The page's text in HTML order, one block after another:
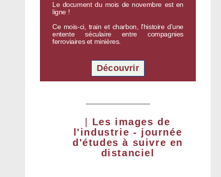
Le document du mois de novembre est en
ligne !
Ce mois-ci, train et charbon, l'histoire d'une
entente séculaire entre compagnies
ferroviaires et minières.
Découvrir
Les images de
l'industrie - journée
d'études à suivre en
distanciel